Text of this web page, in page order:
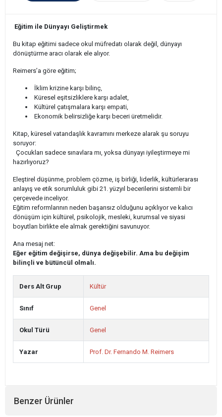
Eğitim ile Dünyayı Geliştirmek
Bu kitap eğitimi sadece okul müfredatı olarak değil, dünyayı
dönüştürme aracı olarak ele alıyor.
Reimers’a göre eğitim;
İklim krizine karşı bilinç,
Küresel eşitsizliklere karşı adalet,
Kültürel çatışmalara karşı empati,
Ekonomik belirsizliğe karşı beceri üretmelidir.
Kitap, küresel vatandaşlık kavramını merkeze alarak şu soruyu
soruyor:
Çocukları sadece sınavlara mı, yoksa dünyayı iyileştirmeye mi
hazırlıyoruz?
Eleştirel düşünme, problem çözme, iş birliği, liderlik, kültürlerarası
anlayış ve etik sorumluluk gibi 21. yüzyıl becerilerini sistemli bir
çerçevede inceliyor.
Eğitim reformlarının neden başarısız olduğunu açıklıyor ve kalıcı
dönüşüm için kültürel, psikolojik, mesleki, kurumsal ve siyasi
boyutları birlikte ele almak gerektiğini savunuyor.
Ana mesaj net:
Eğer eğitim değişirse, dünya değişebilir. Ama bu değişim
bilinçli ve bütüncül olmalı.
Ders Alt Grup Kültür
Sınıf Genel
Okul Türü Genel
Yazar Prof. Dr. Fernando M. Reimers
Benzer Ürünler